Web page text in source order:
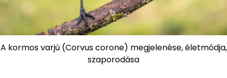
A kormos varjú (Corvus corone) megjelenése, életmódja,
szaporodása